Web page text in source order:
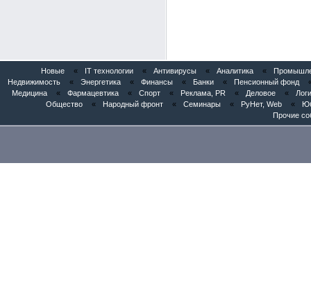
Новые « IT технологии « Антивирусы « Аналитика «
Недвижимость
« Энергетика « Финансы « Банки « Пенсионный фонд
Медицина
« Фармацевтика « Спорт « Реклама, PR « Деловое «
Общество
« Народный фронт « Семинары « РуНет, Web «
Прочие